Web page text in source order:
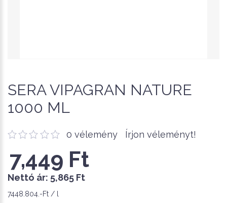
SERA VIPAGRAN NATURE
1000 ML
0 vélemény Írjon véleményt!
7,449 Ft
Nettó ár: 5,865 Ft
7448.804.-Ft / l